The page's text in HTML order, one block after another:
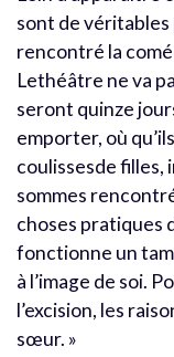
sont de véritables
rencontré la
Lethéâtre ne va
seront quinze
emporter, où
coulissesde filles,
sommes
choses pratiques
fonctionne un
à l’image de soi.
l’excision, les
sœur. »